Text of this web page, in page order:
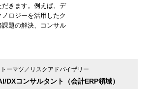
きます。例えば、デ
ロジーを活用したク
題の解決、コンサル
DXコンサルタント（会計ERP領域）
ーマツ／リスクアドバイザリー